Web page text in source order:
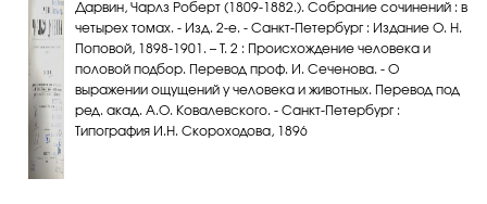
Дарвин, Чарлз Роберт (1809-1882.). Собрание сочинений : в
четырех томах. - Изд. 2-е. - Санкт-Петербург : Издание О. Н.
Поповой, 1898-1901. – Т. 2 : Происхождение человека и
половой подбор. Перевод проф. И. Сеченова. - О
выражении ощущений у человека и животных. Перевод под
ред. акад. А.О. Ковалевского. - Санкт-Петербург :
Типография И.Н. Скороходова, 1896